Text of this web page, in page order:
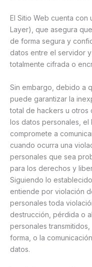
El Sitio Web cuenta
Layer), que asegura
de forma segura y
datos entre el servidor
totalmente cifrada o
Sin embargo, debido a
puede garantizar la
total de hackers u otros
los datos personales, el
compromete a
cuando ocurra una
personales que sea
para los derechos y
Siguiendo lo
entiende por violación
personales toda
destrucción, pérdida o
personales
forma, o la
datos.